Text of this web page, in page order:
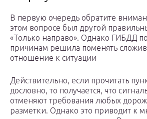
В первую очередь обратите
этом вопросе был другой
«Только направо». Однако ГИБДД
причинам решила поменять
отношение к ситуации
Действительно, если прочитать
дословно, то получается, что
отменяют требования любых
разметки. Однако это приводит к